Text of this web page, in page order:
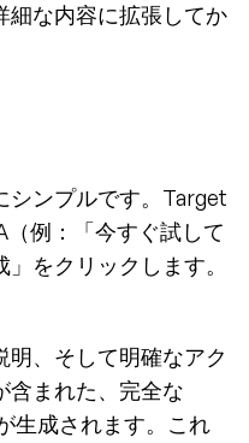
細な内容に拡張してか
シンプルです。Target
例：「今すぐ試して
をクリックします。
、そして明確なアク
含まれた、完全な
生成されます。これ